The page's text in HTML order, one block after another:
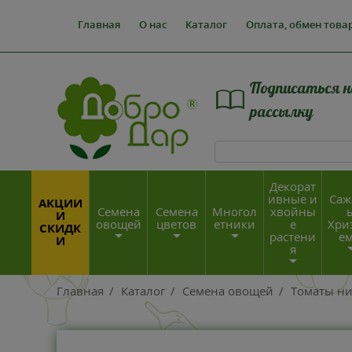
Главная О нас Каталог Оплата, обмен
Подписаться
рассылку
АКЦИИ
И
СКИДК
И
Семена
овощей
Семена
цветов
Многол
етники
Декорат
ивные и
хвойны
е
растени
я
Главная / Каталог / Семена овощей / Томаты